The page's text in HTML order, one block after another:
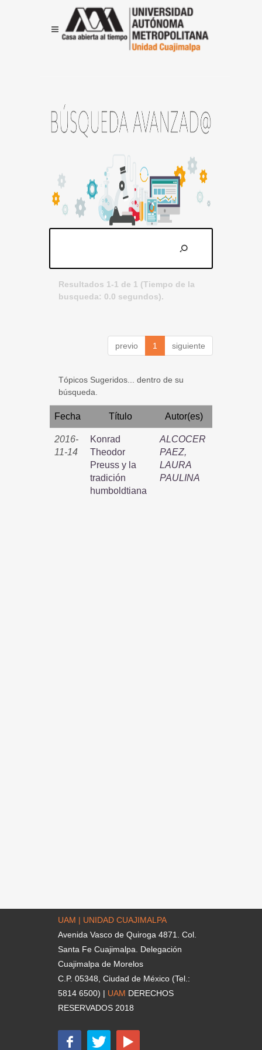
Resultados 1-1 de 1 (Tiempo de la
busqueda: 0.0 segundos).
previo 1 siguiente
Tópicos Sugeridos... dentro de su
búsqueda.
Fecha Título Autor(es)
2016-
11-14
Konrad
Theodor
Preuss y la
tradición
humboldtiana
ALCOCER
PAEZ,
LAURA
PAULINA
UAM | UNIDAD CUAJIMALPA
Avenida Vasco de Quiroga 4871. Col.
Santa Fe Cuajimalpa. Delegación
Cuajimalpa de Morelos
C.P. 05348, Ciudad de México (Tel.:
5814 6500) | UAM DERECHOS
RESERVADOS 2018